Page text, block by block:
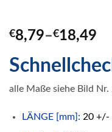
€8,79–€18,49
alle Maße siehe Bild Nr.
LÄNGE [mm]: 20 +/-